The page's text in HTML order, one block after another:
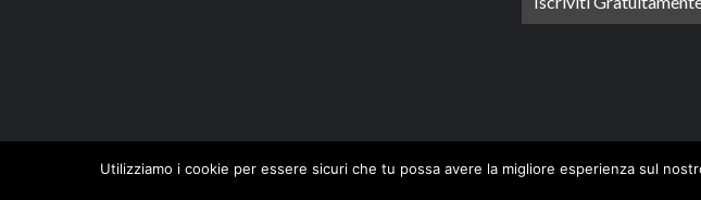
Utilizziamo i cookie per essere sicuri che tu possa avere la migliore esperienza sul